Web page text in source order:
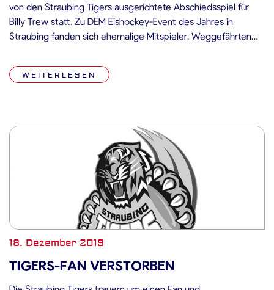
von den Straubing Tigers ausgerichtete Abschiedsspiel für
Billy Trew statt. Zu DEM Eishockey-Event des Jahres in
Straubing fanden sich ehemalige Mitspieler, Weggefährten
zusammen, um gemeinsam mit Billy Trew diesen besonderen
Tag gebührend zu feiern. Unter ihnen waren Eishockey-
WEITERLESEN
18. Dezember 2019
TIGERS-FAN VERSTORBEN